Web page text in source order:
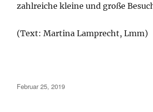
zahlreiche kleine und große
(Text: Martina Lamprecht, Lmm)
Veröffentlicht
Februar 25, 2019